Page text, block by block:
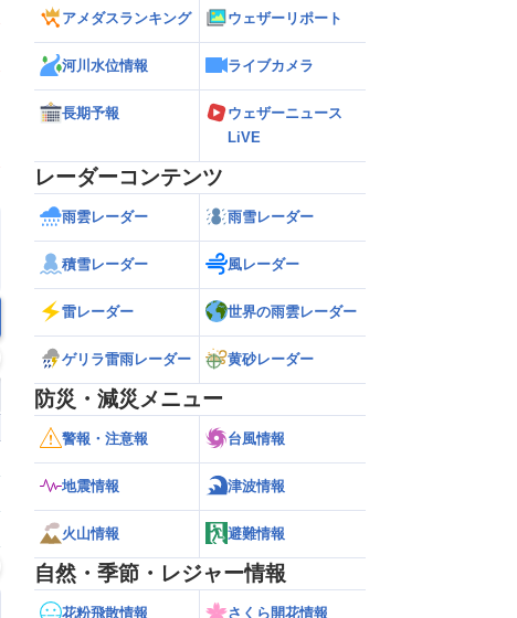
アメダスランキング ウェザーリポート
河川水位情報 ライブカメラ
長期予報
ウェザーニュース
LiVE
レーダーコンテンツ
雨雲レーダー 雨雪レーダー
積雪レーダー 風レーダー
雷レーダー 世界の雨雲レーダー
ゲリラ雷雨レーダー 黄砂レーダー
防災・減災メニュー
警報・注意報 台風情報
地震情報 津波情報
火山情報 避難情報
自然・季節・レジャー情報
花粉飛散情報 さくら開花情報